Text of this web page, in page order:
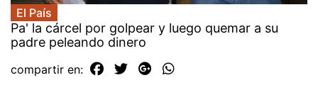
El País
Pa' la cárcel por golpear y luego quemar a su
padre peleando dinero
compartir en: